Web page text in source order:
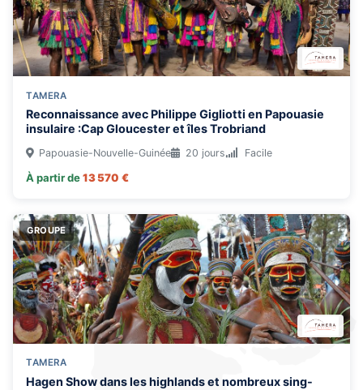
TAMERA
Reconnaissance avec Philippe Gigliotti en Papouasie
insulaire :Cap Gloucester et îles Trobriand
Papouasie-Nouvelle-Guinée 20 jours Facile
À partir de13 570 €
GROUPE
TAMERA
Hagen Show dans les highlands et nombreux sing-